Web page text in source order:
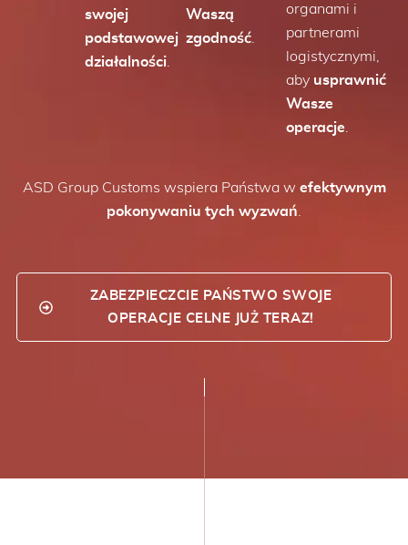
swojej
podstawowej
działalności.
Waszą
zgodność.
organami i
partnerami
logistycznymi,
aby usprawnić
Wasze
operacje
ASD Group Customs wspiera Państwa w efektywnym
pokonywaniu tych wyzwań
ZABEZPIECZCIE PAŃSTWO SWOJE
OPERACJE CELNE JUŻ TERAZ!